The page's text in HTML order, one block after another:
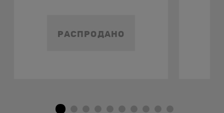
РАСПРОДАНО